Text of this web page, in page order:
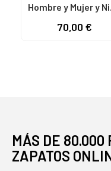
Hombre y Mujer y
TRAVEL 46970-720
70,00 €
MÁS DE 80.000
ZAPATOS